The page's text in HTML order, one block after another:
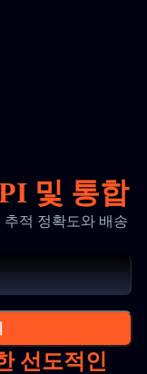
및 통합
추적 정확도와 배송
선도적인